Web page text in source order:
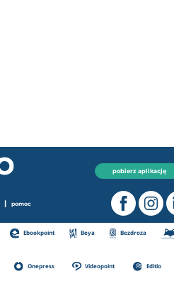
pobierz aplikację
| pomoc
Ebookpoint Beya Bezdroza
Onepress Videopoint Editio